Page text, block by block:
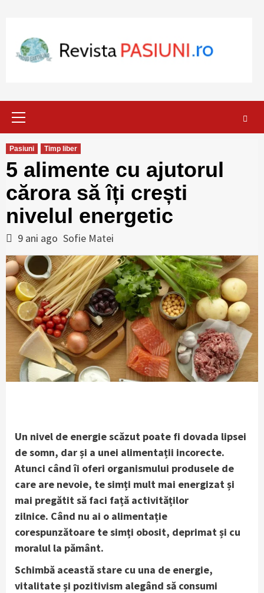
content
Pasiuni Timp liber
5 alimente cu ajutorul
cărora să îți crești
nivelul energetic
9 ani ago Sofie Matei
Un nivel de energie scăzut poate fi dovada lipsei
de somn, dar și a unei alimentații incorecte.
Atunci când îi oferi organismului produsele de
care are nevoie, te simți mult mai energizat și
mai pregătit să faci față activităților
zilnice. Când nu ai o alimentație
corespunzătoare te simți obosit, deprimat și cu
moralul la pământ.
Schimbă această stare cu una de energie,
vitalitate și pozitivism alegând să consumi